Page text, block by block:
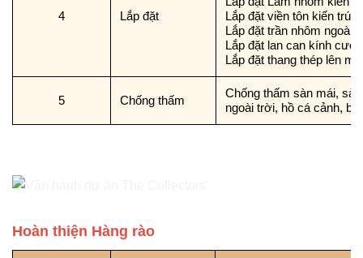
4 Lắp đặt
Lắp đặt viền tôn kiến trúc
Lắp đặt trần nhôm ngoài
Lắp đặt lan can kính
Lắp đặt thang thép lên mái
5 Chống thấm
Chống thấm sàn mái,
ngoài trời, hồ cá cảnh,
Hoàn thiện Hàng rào